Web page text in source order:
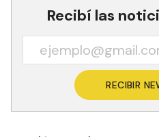
Recibí las
RECIBIR